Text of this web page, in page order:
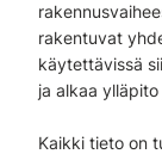
rakentuvat
käytettävissä
ja alkaa
Kaikki tieto on